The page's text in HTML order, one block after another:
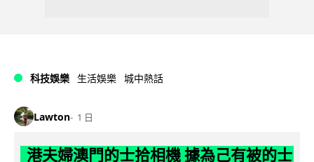
科技娛樂 生活娛樂 城中熱話
Lawton 1 日
港夫婦澳門的士拾相機 據為己有被的士